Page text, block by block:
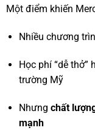
Một điểm khiến
Nhiều chương
Học phí “dễ
trường Mỹ
Nhưng chất
mạnh